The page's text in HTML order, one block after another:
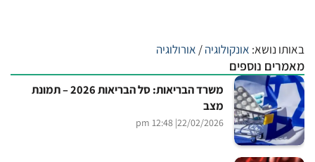
באותו נושא: אונקולוגיה/ אורולוגיה
מאמרים נוספים
משרד הבריאות: סל הבריאות 2026 – תמונת
מצב
22/02/2026
| 12:48 pm